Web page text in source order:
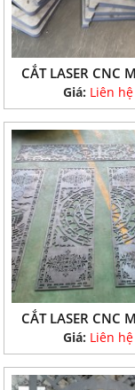
CẮT LASER CNC
Giá: Liên hệ
CẮT LASER CNC
Giá: Liên hệ